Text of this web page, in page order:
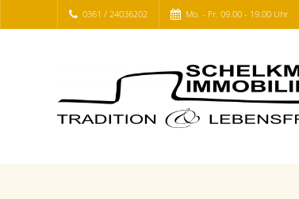
0361 / 24036202 Mo. - Fr. 09.00 - 19.00 Uhr